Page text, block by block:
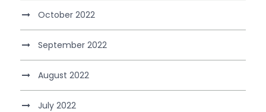
October 2022
September 2022
August 2022
July 2022